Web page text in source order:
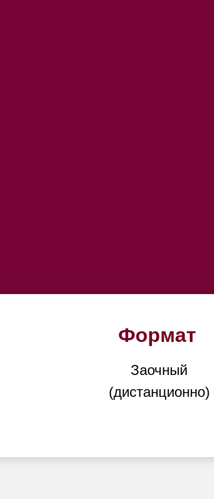
Заочный
(дистанционно)
Формат